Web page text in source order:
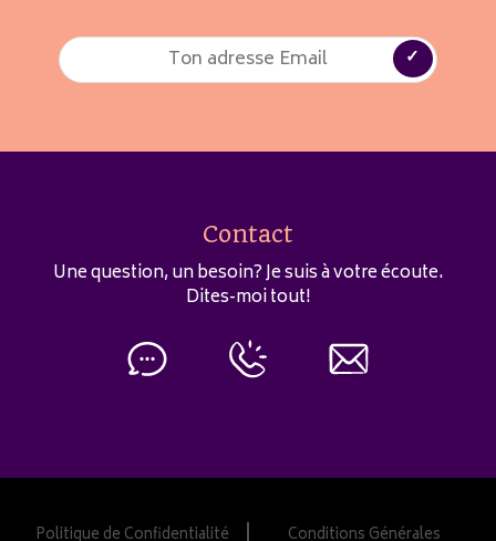
Contact
Une question, un besoin? Je suis à votre écoute.
Dites-moi tout!
Politique de Confidentialité Conditions Générales